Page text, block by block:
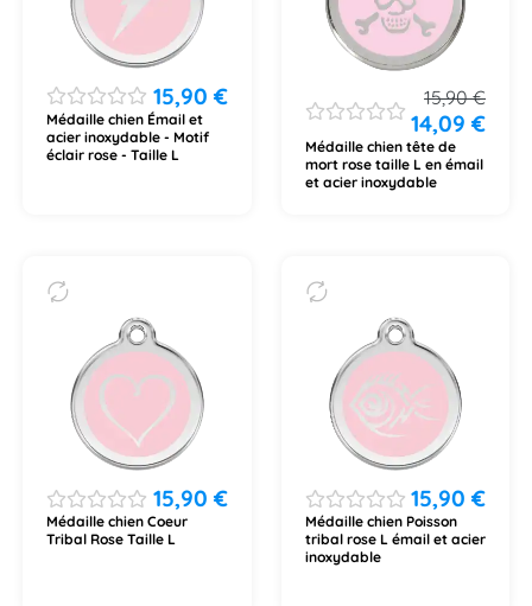
15,90 €
Médaille chien Émail et
acier inoxydable - Motif
éclair rose - Taille L
15,90€
14,09€
Médaille chien tête de
mort rose taille L en émail
et acier inoxydable
15,90 €
Médaille chien Coeur
Tribal Rose Taille L
15,90€
Médaille chien Poisson
tribal rose L émail et acier
inoxydable